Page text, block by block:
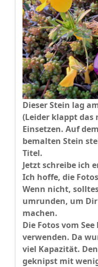
Dieser Stein lag
(Leider klappt das
Einsetzen. Auf
bemalten Stein
Titel.
Jetzt schreibe ich
Ich hoffe, die
Wenn nicht,
umrunden, um
machen.
Die Fotos vom
verwenden. Da
viel Kapazität.
geknipst mit